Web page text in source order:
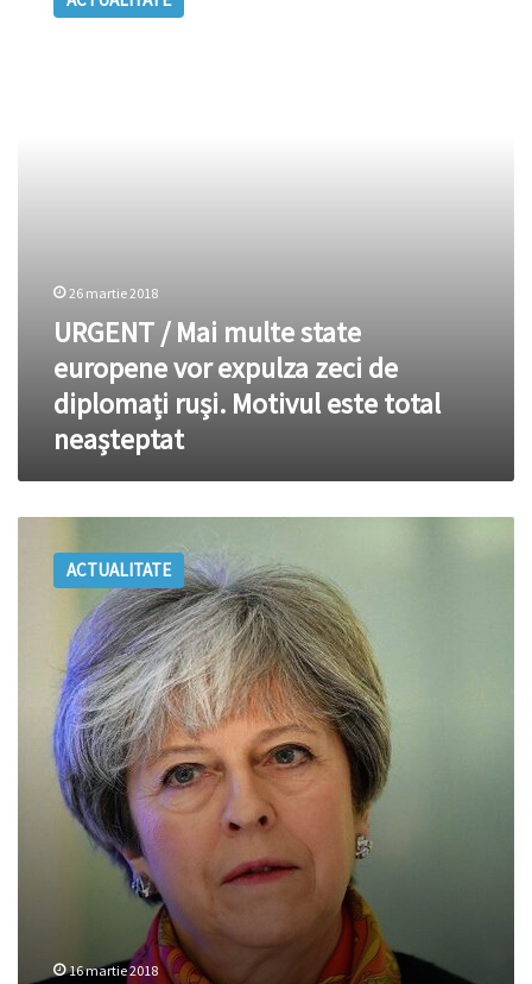
neașteptat
26 martie 2018
URGENT / Mai multe state
europene vor expulza zeci de
diplomați ruși. Motivul este total
neașteptat
SĂPTĂMÂNII:
ACTUALITATE
16 martie 2018